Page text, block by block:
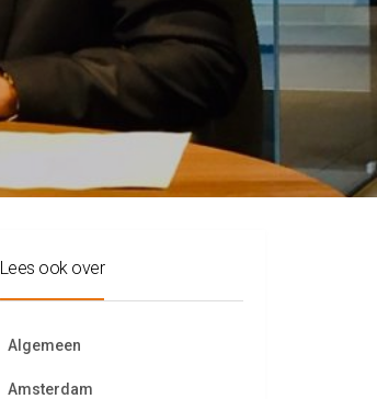
Lees ook over
Algemeen
Amsterdam